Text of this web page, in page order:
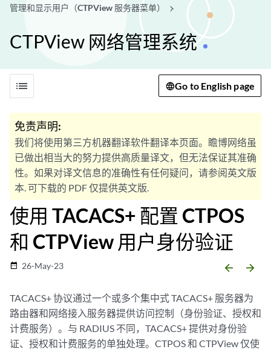
管理和显示用户（CTPView 服务器菜单）
CTPView 网络管理系统
list Go to English page
免责声明:
我们将使用第三方机器翻译软件翻译本页面。瞻博网络虽
已做出相当大的努力提供高质量译文，但无法保证其准确
性。如果对译文信息的准确性有任何疑问，请参阅英文版
本. 可下载的 PDF 仅提供英文版.
使用 TACACS+ 配置 CTPOS
和 CTPView 用户身份验证
date_range 26-May-23 arrow_backward arrow_forward
TACACS+ 协议通过一个或多个集中式 TACACS+ 服务器为
路由器和网络接入服务器提供访问控制（身份验证、授权和
计费服务）。与 RADIUS 不同，TACACS+ 提供对身份验
证、授权和计费服务的单独处理。CTPOS 和 CTPView 仅使